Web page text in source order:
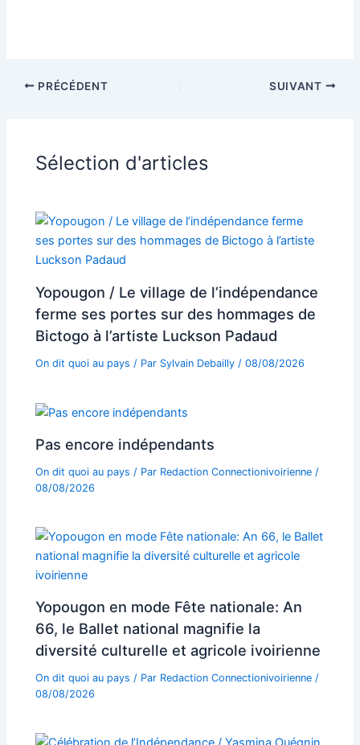
PRÉCÉDENT SUIVANT
Sélection d'articles
Yopougon / Le village de l’indépendance
ferme ses portes sur des hommages de
Bictogo à l’artiste Luckson Padaud
On dit quoi au pays / Par Sylvain Debailly /08/08/2026
Pas encore indépendants
On dit quoi au pays / Par Redaction Connectionivoirienne/
08/08/2026
Yopougon en mode Fête nationale: An
66, le Ballet national magnifie la
diversité culturelle et agricole ivoirienne
On dit quoi au pays / Par Redaction Connectionivoirienne/
08/08/2026